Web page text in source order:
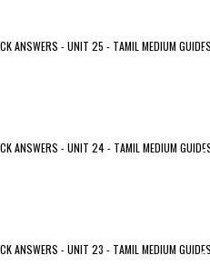
ANSWERS - UNIT 25 - TAMIL MEDIUM GUIDES
ANSWERS - UNIT 24 - TAMIL MEDIUM
ANSWERS - UNIT 23 - TAMIL MEDIUM GUIDES